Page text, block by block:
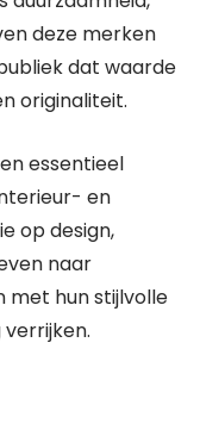
deze merken
dat waarde
originaliteit.
essentieel
en
op design,
naar
met hun stijlvolle